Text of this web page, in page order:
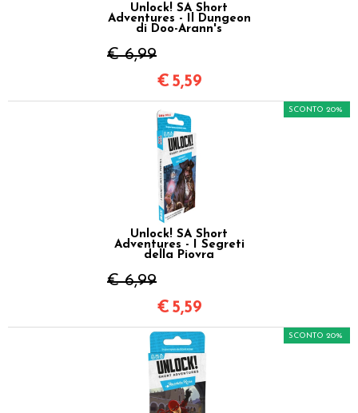
Unlock! SA Short
Adventures - Il Dungeon
di Doo-Arann's
€ 6,99
€ 5,59
Unlock! SA Short
Adventures - I Segreti
della Piovra
€ 6,99
SCONTO 20%
€ 5,59
SCONTO 20%